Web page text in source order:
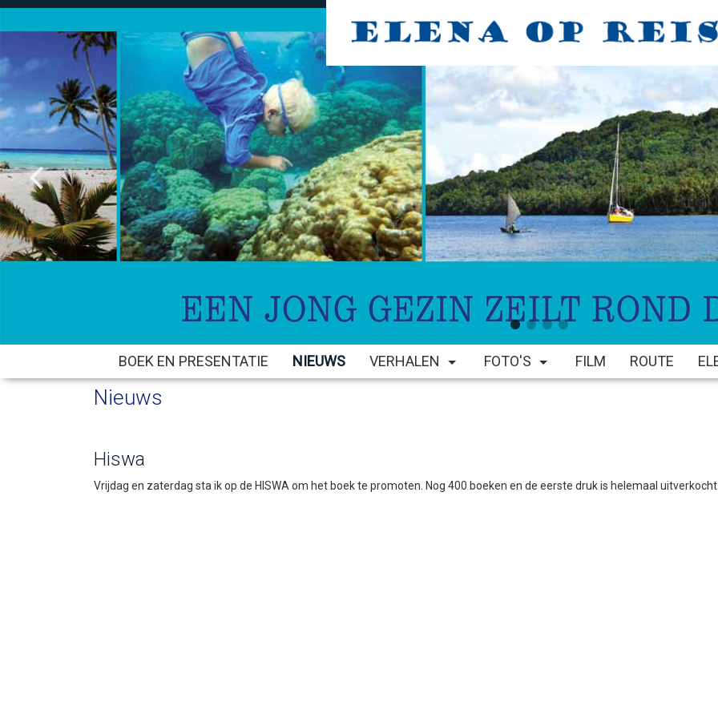
BOEK EN PRESENTATIE NIEUWS VERHALEN FOTO'S FILM ROUTE
Nieuws
Hiswa
Vrijdag en zaterdag sta ik op de HISWA om het boek te promoten. Nog 400 boeken en de eerste druk is helemaal uitverkocht.